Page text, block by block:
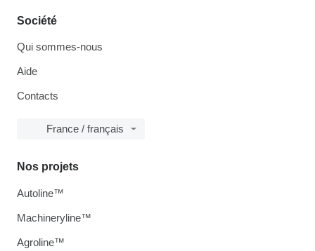
Société
Qui sommes-nous
Aide
Contacts
France / français
Nos projets
Autoline™
Machineryline™
Agroline™